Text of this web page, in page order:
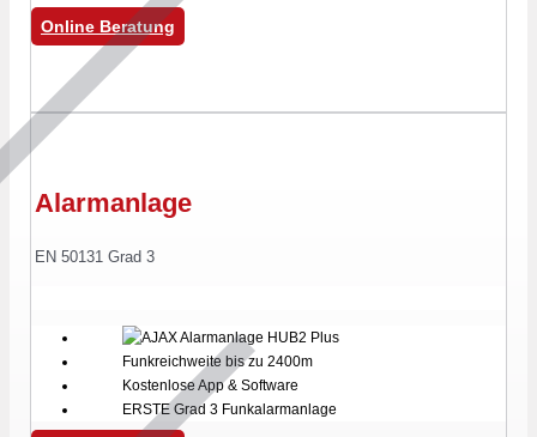
Online Beratung
Alarmanlage
EN 50131 Grad 3
Funkreichweite bis zu 2400m
Kostenlose App & Software
ERSTE Grad 3 Funkalarmanlage